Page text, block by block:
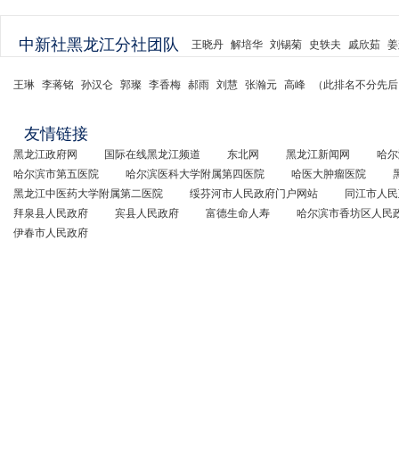
中新社黑龙江分社团队 王晓丹 解培华 刘锡菊 史轶夫 戚欣茹
王琳 李蒋铭 孙汉仑 郭璨 李香梅 郝雨 刘慧 张瀚元 高峰 （此排名不分先
友情链接
黑龙江政府网 国际在线黑龙江频道 东北网 黑龙江新闻网
哈
哈尔滨市第五医院
哈尔滨医科大学附属第四医院 哈医大肿瘤医院
黑龙江中医药大学附属第二医院
绥芬河市人民政府门户网站
同江市人
拜泉县人民政府
宾县人民政府 富德生命人寿
哈尔滨市香坊区人民
伊春市人民政府